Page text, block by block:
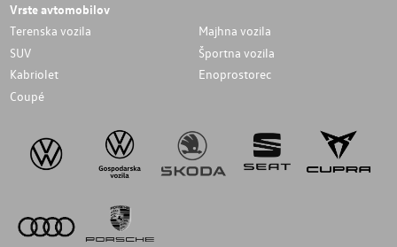
Vrste avtomobilov
Terenska vozila
Majhna vozila
SUV
Športna vozila
Kabriolet
Enoprostorec
Coupé